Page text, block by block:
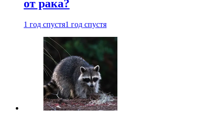
от рака?
1 год спустя1 год спустя